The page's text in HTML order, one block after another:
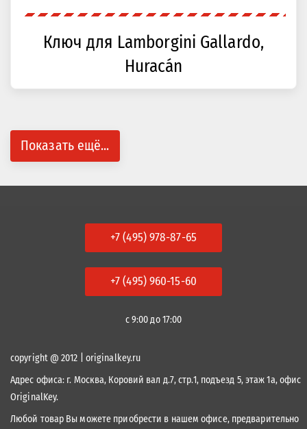
Ключ для Lamborgini Gallardo,
Huracán
Показать ещё...
+7 (495) 978-87-65
+7 (495) 960-15-60
с 9:00 до 17:00
copyright @ 2012 | originalkey.ru
Адрес офиса: г. Москва, Коровий вал д.7, стр.1, подъезд 5, этаж 1а, офис
OriginalKey.
Любой товар Вы можете приобрести в нашем офисе, предварительно